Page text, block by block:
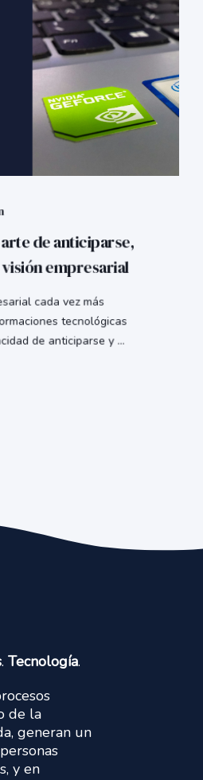
de anticiparse,
empresarial
cada vez más
tecnológicas
de anticiparse y ...
. Tecnología.
de la
generan un
y en